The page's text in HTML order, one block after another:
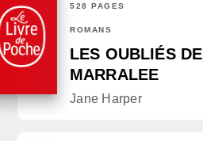
528 PAGES
ROMANS
LES OUBLIÉS DE
MARRALEE
Jane Harper